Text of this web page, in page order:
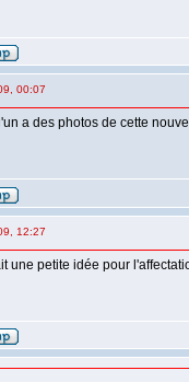
00:07
a des photos de cette
12:27
une petite idée pour